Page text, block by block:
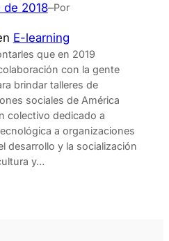
de 2018–Por
E-learning
que en 2019
con la gente
brindar talleres de
sociales de América
colectivo dedicado a
a organizaciones
desarrollo y la socialización
y…